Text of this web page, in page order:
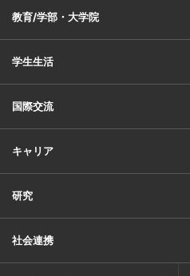
教育/学部・大学院
学生生活
国際交流
キャリア
研究
社会連携